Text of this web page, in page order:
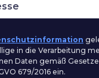
in die Verarbeitung
Daten gemäß
679/2016 ein.